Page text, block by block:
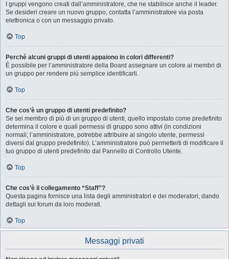
I gruppi vengono creati dall’amministratore, che ne stabilisce anche il leader.
Se desideri creare un nuovo gruppo, contatta l’amministratore via posta
elettronica o con un messaggio privato.
Top
Perché alcuni gruppi di utenti appaiono in colori differenti?
È possibile per l’amministratore della Board assegnare un colore ai membri di
un gruppo per rendere più semplice identificarli.
Top
Che cos’è un gruppo di utenti predefinito?
Se sei membro di più di un gruppo di utenti, quello impostato come predefinito
determina il colore e quali permessi di gruppo sono attivi (in condizioni
normali; l’amministratore, potrebbe attribuire al singolo utente, permessi
diversi dal gruppo predefinito). L’amministratore può permetterti di modificare il
tuo gruppo di utenti predefinito dal Pannello di Controllo Utente.
Top
Che cos’è il collegamento “Staff”?
Questa pagina fornisce una lista degli amministratori e dei moderatori, dando
dettagli sui forum da loro moderati.
Top
Messaggi privati